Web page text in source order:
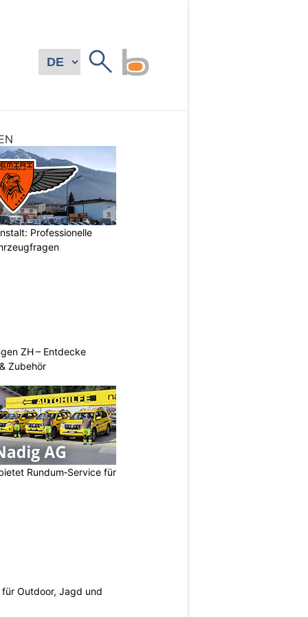
Professionelle
ZH – Entdecke
Zubehör
Rundum‑Service für
Outdoor, Jagd und